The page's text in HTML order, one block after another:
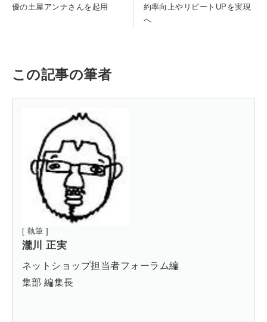
優の土屋アンナさんを起用
約率向上やリピートUPを実現
へ
この記事の筆者
[ 執筆 ]
瀧川 正実
ネットショップ担当者フォーラム編
集部 編集長